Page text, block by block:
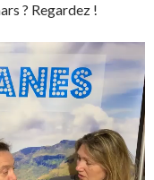
? Regardez !